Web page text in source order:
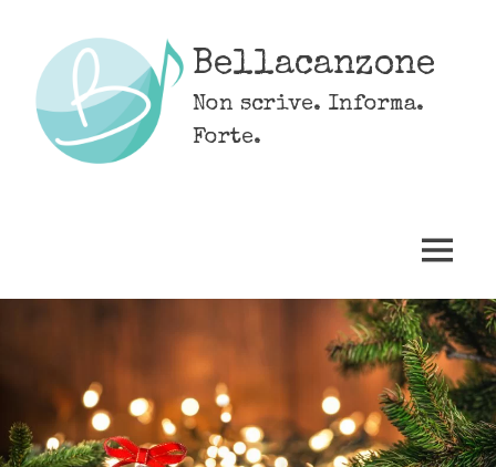
content
Bellacanzone
Non scrive. Informa.
Forte.
MENU